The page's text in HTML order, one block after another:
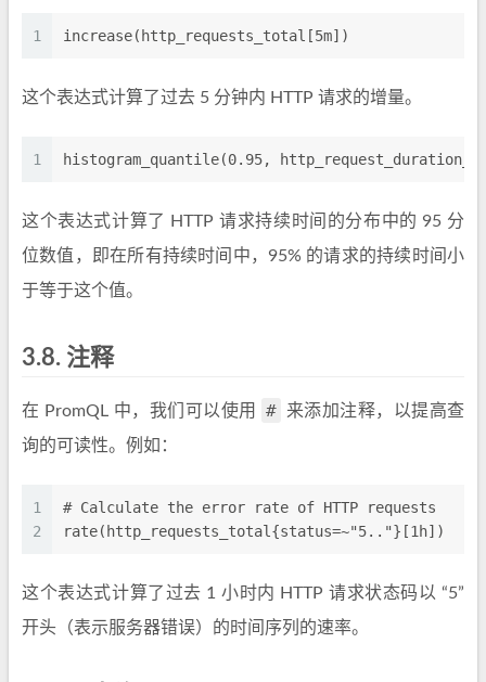
1 increase(http_requests_total[5m])
这个表达式计算了过去 5 分钟内 HTTP 请求的增量。
1 histogram_quantile(0.95,
这个表达式计算了 HTTP 请求持续时间的分布中的 95 分
位数值，即在所有持续时间中，95% 的请求的持续时间小
于等于这个值。
3.8. 注释
在 PromQL 中，我们可以使用 #
来添加注释，以提高查
询的可读性。例如：
1
2
# Calculate the error rate of HTTP requests
rate(http_requests_total{status=~"5.."}[1h])
这个表达式计算了过去 1 小时内 HTTP 请求状态码以 “5”
开头（表示服务器错误）的时间序列的速率。